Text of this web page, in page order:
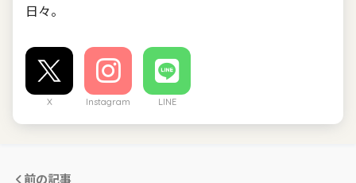
日々。
X Instagram LINE
前の記事